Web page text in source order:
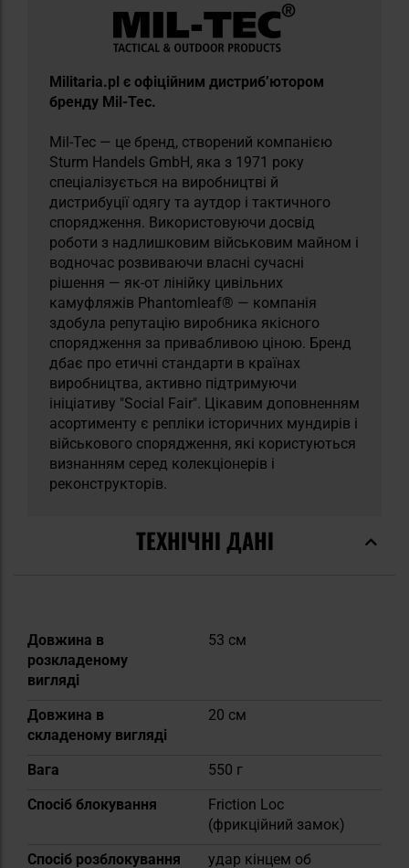
Militaria.pl є офіційним дистриб’ютором
бренду Mil-Tec.
Mil-Tec — це бренд, створений компанією
Sturm Handels GmbH, яка з 1971 року
спеціалізується на виробництві й
дистрибуції одягу та аутдор і тактичного
спорядження. Використовуючи досвід
роботи з надлишковим військовим майном і
водночас розвиваючи власні сучасні
рішення — як-от лінійку цивільних
камуфляжів Phantomleaf® — компанія
здобула репутацію виробника якісного
спорядження за привабливою ціною. Бренд
дбає про етичні стандарти в країнах
виробництва, активно підтримуючи
ініціативу "Social Fair". Цікавим доповненням
асортименту є репліки історичних мундирів і
військового спорядження, які користуються
визнанням серед колекціонерів і
реконструкторів.
ТЕХНІЧНІ ДАНІ
Докладніше
Довжина в
розкладеному
вигляді
53 см
Довжина в
складеному вигляді
20 см
Вага
550 г
Спосіб блокування
Friction Loc
(фрикційний замок)
Спосіб розблокування
удар кінцем об